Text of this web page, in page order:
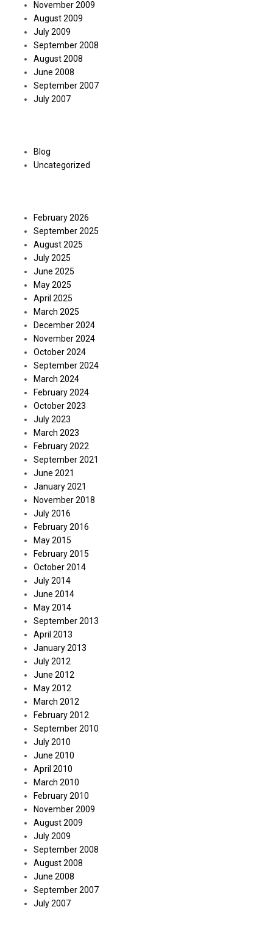
November 2009
August 2009
July 2009
September 2008
August 2008
June 2008
September 2007
July 2007
Blog
Uncategorized
February 2026
September 2025
August 2025
July 2025
June 2025
May 2025
April 2025
March 2025
December 2024
November 2024
October 2024
September 2024
March 2024
February 2024
October 2023
July 2023
March 2023
February 2022
September 2021
June 2021
January 2021
November 2018
July 2016
February 2016
May 2015
February 2015
October 2014
July 2014
June 2014
May 2014
September 2013
April 2013
January 2013
July 2012
June 2012
May 2012
March 2012
February 2012
September 2010
July 2010
June 2010
April 2010
March 2010
February 2010
November 2009
August 2009
July 2009
September 2008
August 2008
June 2008
September 2007
July 2007